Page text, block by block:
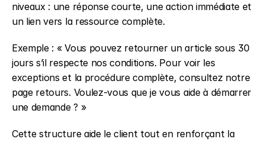
niveaux : une réponse courte, une action immédiate et
un lien vers la ressource complète.
Exemple : « Vous pouvez retourner un article sous 30
jours s’il respecte nos conditions. Pour voir les
exceptions et la procédure complète, consultez notre
page retours. Voulez-vous que je vous aide à démarrer
une demande ? »
Cette structure aide le client tout en renforçant la